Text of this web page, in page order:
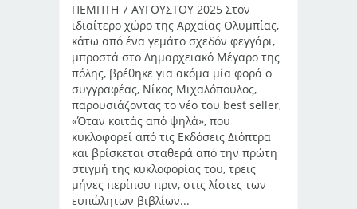
ΠΕΜΠΤΗ 7 ΑΥΓΟΥΣΤΟΥ 2025 Στον
ιδιαίτερο χώρο της Αρχαίας Ολυμπίας,
κάτω από ένα γεμάτο σχεδόν φεγγάρι,
μπροστά στο Δημαρχειακό Μέγαρο της
πόλης, βρέθηκε για ακόμα μία φορά ο
συγγραφέας, Νίκος Μιχαλόπουλος,
παρουσιάζοντας το νέο του best seller,
«Όταν κοιτάς από ψηλά», που
κυκλοφορεί από τις Εκδόσεις Διόπτρα
και βρίσκεται σταθερά από την πρώτη
στιγμή της κυκλοφορίας του, τρεις
μήνες περίπου πριν, στις λίστες των
ευπώλητων βιβλίων...